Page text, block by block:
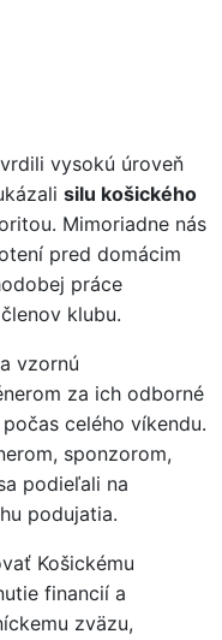
vysokú úroveň
silu košického
Mimoriadne nás
pred domácim
práce
klubu.
vzornú
za ich odborné
celého víkendu.
sponzorom,
podieľali na
podujatia.
Košickému
financií a
zväzu,